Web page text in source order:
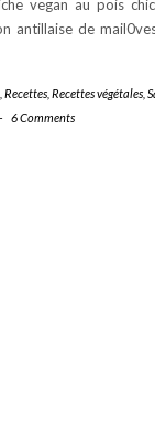
vegan au pois
antillaise de
Recettes Recettes végétales
- 6 Comments